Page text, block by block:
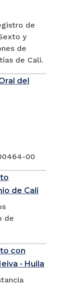
de
y
de
de Cali.
del
00
de Cali
de
con
- Huila